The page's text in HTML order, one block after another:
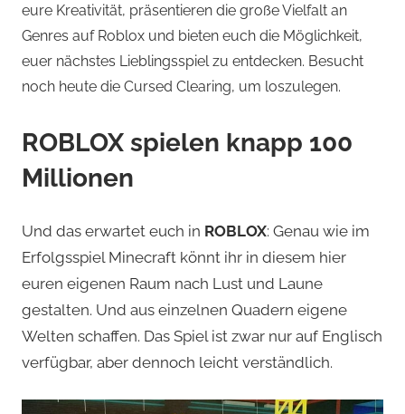
eure Kreativität, präsentieren die große Vielfalt an
Genres auf Roblox und bieten euch die Möglichkeit,
euer nächstes Lieblingsspiel zu entdecken. Besucht
noch heute die Cursed Clearing, um loszulegen.
ROBLOX spielen knapp 100
Millionen
Und das erwartet euch in ROBLOX: Genau wie im
Erfolgsspiel Minecraft könnt ihr in diesem hier
euren eigenen Raum nach Lust und Laune
gestalten. Und aus einzelnen Quadern eigene
Welten schaffen. Das Spiel ist zwar nur auf Englisch
verfügbar, aber dennoch leicht verständlich.